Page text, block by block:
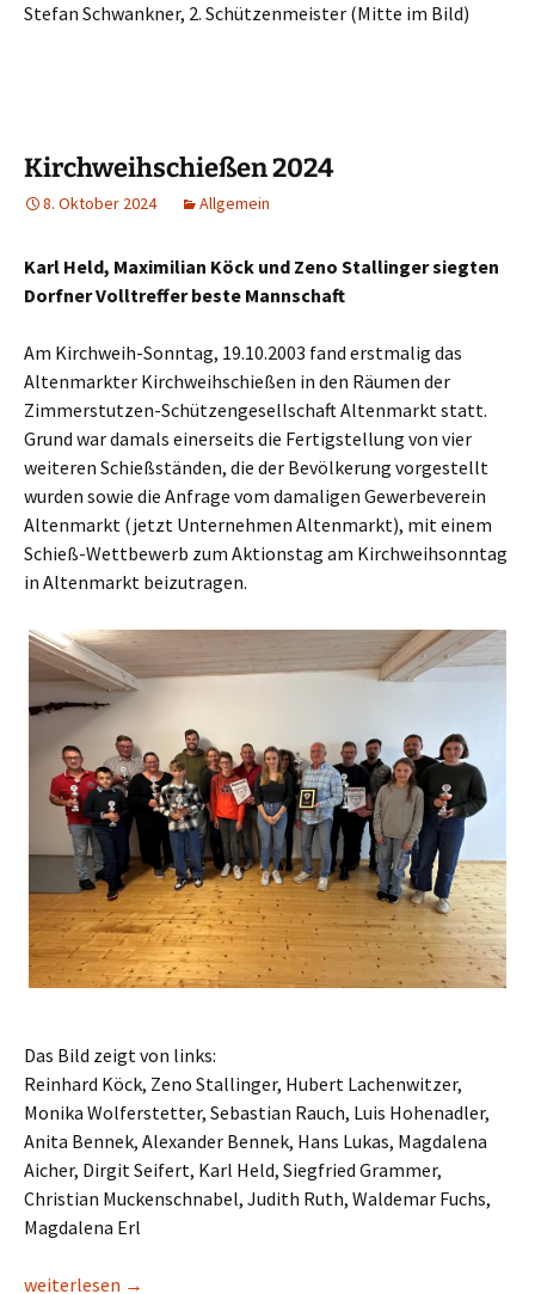
Stefan Schwankner, 2. Schützenmeister (Mitte im Bild)
Kirchweihschießen 2024
8. Oktober 2024 Allgemein
Karl Held, Maximilian Köck und Zeno Stallinger siegten
Dorfner Volltreffer beste Mannschaft
Am Kirchweih-Sonntag, 19.10.2003 fand erstmalig das
Altenmarkter Kirchweihschießen in den Räumen der
Zimmerstutzen-Schützengesellschaft Altenmarkt statt.
Grund war damals einerseits die Fertigstellung von vier
weiteren Schießständen, die der Bevölkerung vorgestellt
wurden sowie die Anfrage vom damaligen Gewerbeverein
Altenmarkt (jetzt Unternehmen Altenmarkt), mit einem
Schieß-Wettbewerb zum Aktionstag am Kirchweihsonntag
in Altenmarkt beizutragen.
Das Bild zeigt von links:
Reinhard Köck, Zeno Stallinger, Hubert Lachenwitzer,
Monika Wolferstetter, Sebastian Rauch, Luis Hohenadler,
Anita Bennek, Alexander Bennek, Hans Lukas, Magdalena
Aicher, Dirgit Seifert, Karl Held, Siegfried Grammer,
Christian Muckenschnabel, Judith Ruth, Waldemar Fuchs,
Magdalena Erl
Kirchweihschießen 2024
weiterlesen →